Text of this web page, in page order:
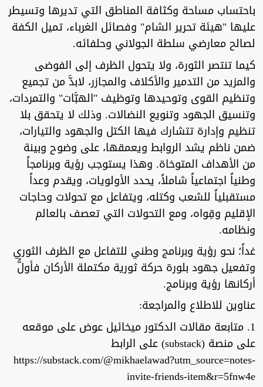
باحتساب مساحة وكثافة المناطق التي تديرها وتسيطر
عليها "هيئة تحرير الشام" وفصائل الغرباء، تميل الكفة
لصالح معارضي سلطة الجولاني وحلفائه.
كيما تنتصر الثورة، ولا يتحول الظرف إلى الفوضى
والمزيد من التدمير والأكلاف والمجازر، لابدَّ من تجميع
وتنظيم القوى وتوحيدها وتوظيف "الهبَّات" والتمردات،
وتنسيق الجهود وتنويع النضالات. وذلك لا يتحقق بلا
تنظيم وإدارة تتشارك فيها الكتل والجهود والتيارات،
ضمن ناظم يشد الروابط ويعمقها، على وضوح وبينة
من الأهداف المتوخاة. وهذا يستوجب رؤية وبرنامجاً
وطنياً اجتماعياً شاملاً، يحدد الأولويات، ويقدم وعداً
مستقبلياً للشعب وكتله، ويتفاعل مع تحولات وحاجات
الإقليم وقِواه، ومع التحولات التي تعصف بالعالم
ونظامه.
غداً؛ نحو رؤية وبرنامج وطني للتفاعل مع الظرف الثوري
وتفعيل جهود بلورة حركة ثورية مكتملة الأركان فأولُّ
أركانها رؤية وبرنامج.
عناوين للاطلاع والمراجعة:
1. متابعة مقالات الدكتور ميخائيل عوض على موقعه
على منصة (substack) على الرابط
https://substack.com/@mikhaelawad?utm_source=notes-
invite-friends-item&r=5fnw4e